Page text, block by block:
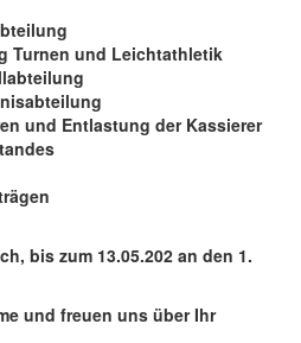
Turnen und Leichtathletik
und Entlastung der Kassierer
bis zum 13.05.202 an den 1.
und freuen uns über Ihr